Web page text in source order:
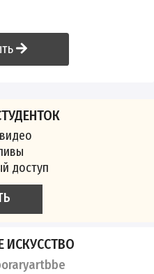
доступ
ИСКУССТВО